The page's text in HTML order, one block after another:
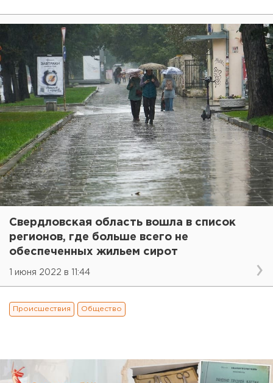
Свердловская область вошла в список
регионов, где больше всего не
обеспеченных жильем сирот
1 июня 2022 в 11:44
Происшествия Общество